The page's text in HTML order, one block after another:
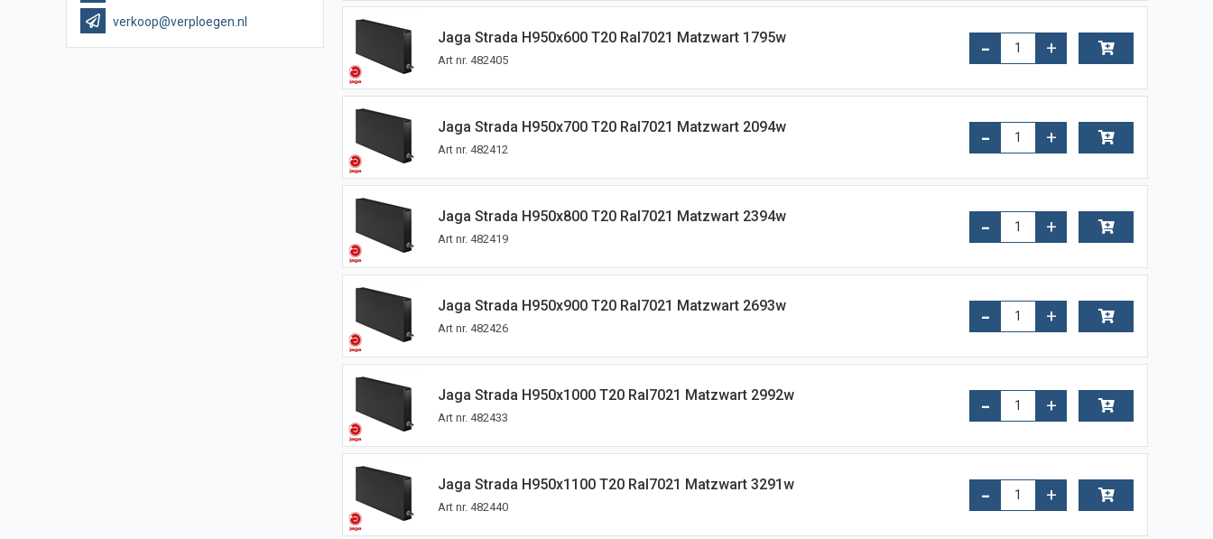
Jaga Strada H950x600 T20 Ral7021 Matzwart 1795w
Art nr. 482405
Jaga Strada H950x700 T20 Ral7021 Matzwart 2094w
Art nr. 482412
Jaga Strada H950x800 T20 Ral7021 Matzwart 2394w
Art nr. 482419
Jaga Strada H950x900 T20 Ral7021 Matzwart 2693w
Art nr. 482426
Jaga Strada H950x1000 T20 Ral7021 Matzwart 2992w
Art nr. 482433
Jaga Strada H950x1100 T20 Ral7021 Matzwart 3291w
Art nr. 482440
verkoop@verploegen.nl